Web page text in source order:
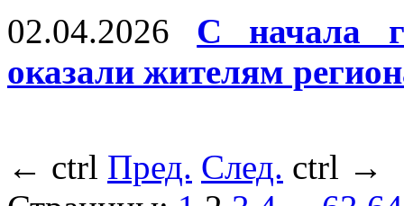
02.04.2026
С начала
оказали жителям
← ctrl Пред. След. ctrl →